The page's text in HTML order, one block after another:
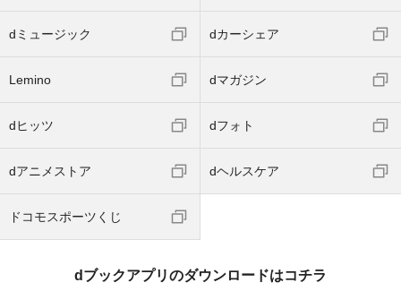
dミュージック dカーシェア
Lemino dマガジン
dヒッツ dフォト
dアニメストア dヘルスケア
ドコモスポーツくじ
dブックアプリのダウンロードはコチラ